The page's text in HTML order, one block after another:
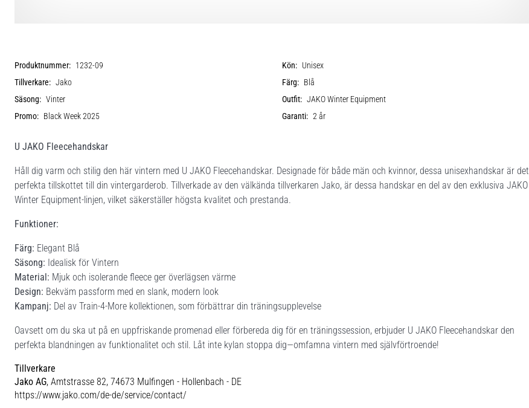
Produktnummer: 1232-09 Kön: Unisex
Tillverkare: Jako Färg: Blå
Säsong: Vinter Outfit: JAKO Winter Equipment
Promo: Black Week 2025 Garanti: 2 år
U JAKO Fleecehandskar
Håll dig varm och stilig den här vintern med U JAKO Fleecehandskar. Designade för både män och kvinnor, dessa unisexhandskar är det
perfekta tillskottet till din vintergarderob. Tillverkade av den välkända tillverkaren Jako, är dessa handskar en del av den exklusiva JAKO
Winter Equipment-linjen, vilket säkerställer högsta kvalitet och prestanda.
Funktioner:
Färg: Elegant Blå
Säsong: Idealisk för Vintern
Material: Mjuk och isolerande fleece ger överlägsen värme
Design: Bekväm passform med en slank, modern look
Kampanj: Del av Train-4-More kollektionen, som förbättrar din träningsupplevelse
Oavsett om du ska ut på en uppfriskande promenad eller förbereda dig för en träningssession, erbjuder U JAKO Fleecehandskar den
perfekta blandningen av funktionalitet och stil. Låt inte kylan stoppa dig—omfamna vintern med självförtroende!
Tillverkare
Jako AG, Amtstrasse 82, 74673 Mulfingen - Hollenbach - DE
https://www.jako.com/de-de/service/contact/